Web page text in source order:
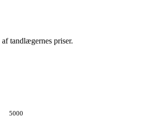
af tandlægernes priser.
5000